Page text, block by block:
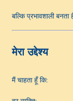
बल्कि प्रभावशाली बनता
मेरा उद्देश्य
मैं चाहता हूँ कि: